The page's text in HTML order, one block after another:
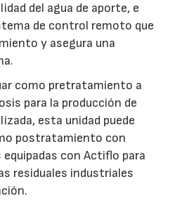
del agua de aporte, e
de control remoto que
y asegura una
como pretratamiento a
para la producción de
esta unidad puede
postratamiento con
con Actiflo para
residuales industriales